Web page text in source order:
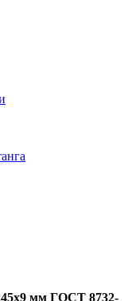
мм ГОСТ 8732-